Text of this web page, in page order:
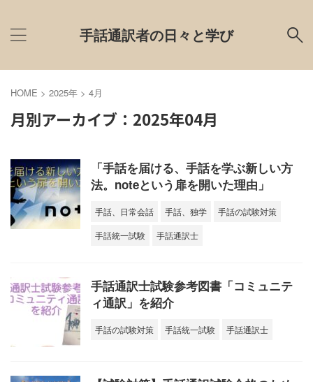
手話通訳者の日々と学び
HOME > 2025年 > 4月
月別アーカイブ：2025年04月
「手話を届ける、手話を学ぶ新しい方
法。noteという扉を開いた理由」
手話、日常会話 手話、独学
手話の試験対策
手話統一試験
手話通訳士
手話通訳士試験参考図書「コミュニテ
ィ通訳」を紹介
手話の試験対策 手話統一試験 手話通訳士